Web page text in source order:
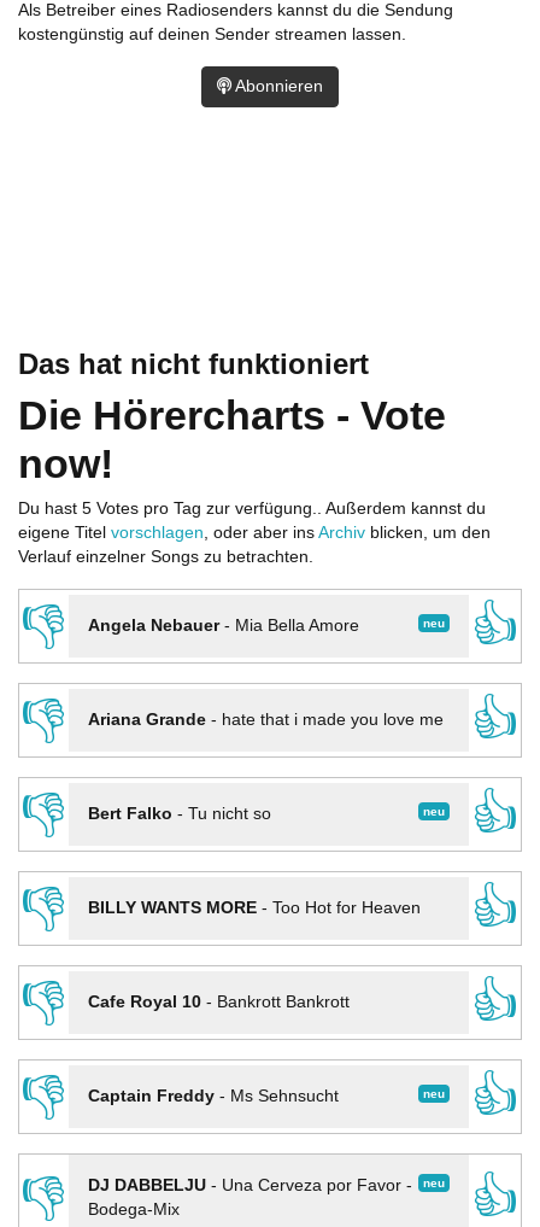
Das hat nicht funktioniert
Die Hörercharts - Vote
now!
Du hast 5 Votes pro Tag zur verfügung.. Außerdem kannst du
eigene Titel vorschlagen, oder aber ins Archiv blicken, um den
Verlauf einzelner Songs zu betrachten.
👎 neu
Angela Nebauer- Mia Bella Amore
👍
👎
Ariana Grande- hate that i made you love me
👍
👎
neu
Bert Falko - Tu nicht so
👍
👎
BILLY WANTS MORE- Too Hot for Heaven
👍
👎
Cafe Royal 10- Bankrott Bankrott
👍
👎
neu
Captain Freddy- Ms Sehnsucht
👍
👎
neu
DJ DABBELJU- Una Cerveza por Favor -
Bodega-Mix
👍
Als Betreiber eines Radiosenders kannst du die Sendung
kostengünstig auf deinen Sender streamen lassen.
Abonnieren